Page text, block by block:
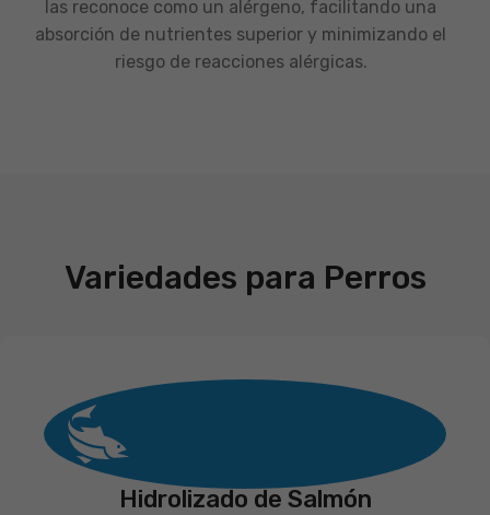
las reconoce como un alérgeno, facilitando una
absorción de nutrientes superior y minimizando el
riesgo de reacciones alérgicas.
Variedades para Perros
Hidrolizado de Salmón